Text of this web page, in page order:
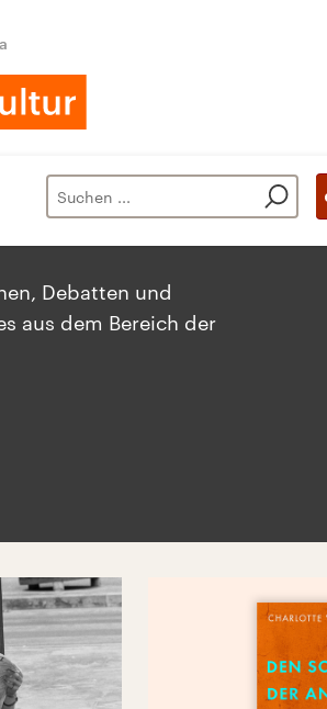
Debatten und
aus dem Bereich der